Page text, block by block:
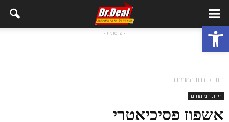
פתח סרגל נגישות - פרסומת -
בית זירת המומחים
זירת המומחים
אשפוז פסיכיאטרי